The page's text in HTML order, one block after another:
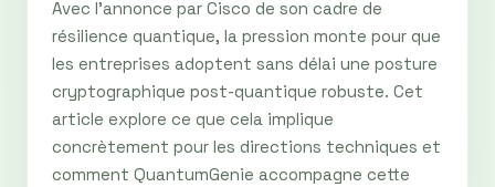
Avec l'annonce par Cisco de son cadre de
résilience quantique, la pression monte pour que
les entreprises adoptent sans délai une posture
cryptographique post-quantique robuste. Cet
article explore ce que cela implique
concrètement pour les directions techniques et
comment QuantumGenie accompagne cette